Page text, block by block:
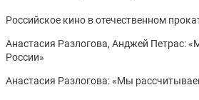
Российское кино в отечественном
Анастасия Разлогова, Анджей Петрас:
России»
Анастасия Разлогова: «Мы